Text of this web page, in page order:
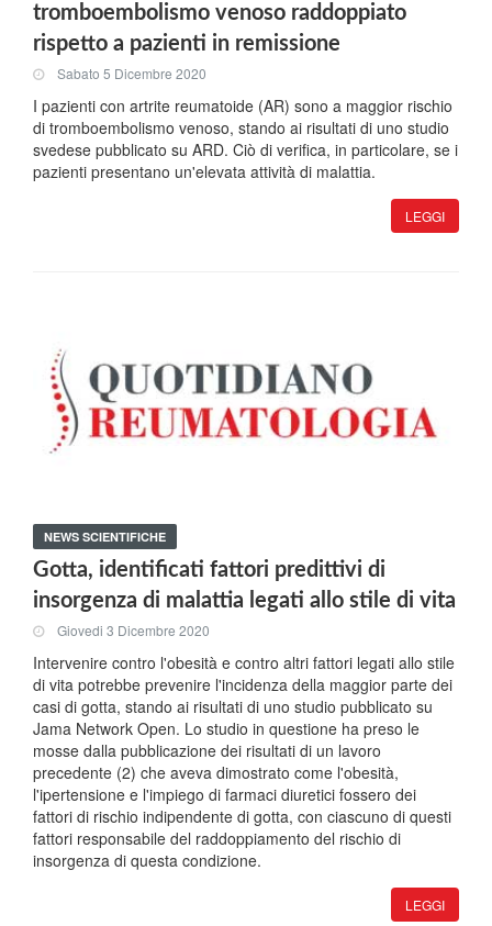
tromboembolismo venoso raddoppiato
rispetto a pazienti in remissione
Sabato 5 Dicembre 2020
I pazienti con artrite reumatoide (AR) sono a maggior rischio
di tromboembolismo venoso, stando ai risultati di uno studio
svedese pubblicato su ARD. Ciò di verifica, in particolare, se i
pazienti presentano un'elevata attività di malattia.
LEGGI
NEWS SCIENTIFICHE
Gotta, identificati fattori predittivi di
insorgenza di malattia legati allo stile di vita
Giovedi 3 Dicembre 2020
Intervenire contro l'obesità e contro altri fattori legati allo stile
di vita potrebbe prevenire l'incidenza della maggior parte dei
casi di gotta, stando ai risultati di uno studio pubblicato su
Jama Network Open. Lo studio in questione ha preso le
mosse dalla pubblicazione dei risultati di un lavoro
precedente (2) che aveva dimostrato come l'obesità,
l'ipertensione e l'impiego di farmaci diuretici fossero dei
fattori di rischio indipendente di gotta, con ciascuno di questi
fattori responsabile del raddoppiamento del rischio di
insorgenza di questa condizione.
LEGGI